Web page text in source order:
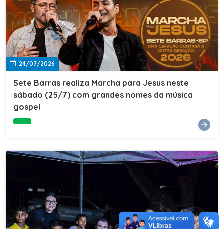
24/07/2026
Sete Barras realiza Marcha para Jesus neste
sábado (25/7) com grandes nomes da música
gospel